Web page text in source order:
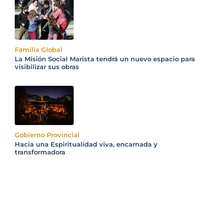
Familia Global
La Misión Social Marista tendrá un nuevo espacio para
visibilizar sus obras
Gobierno Provincial
Hacia una Espiritualidad viva, encarnada y
transformadora